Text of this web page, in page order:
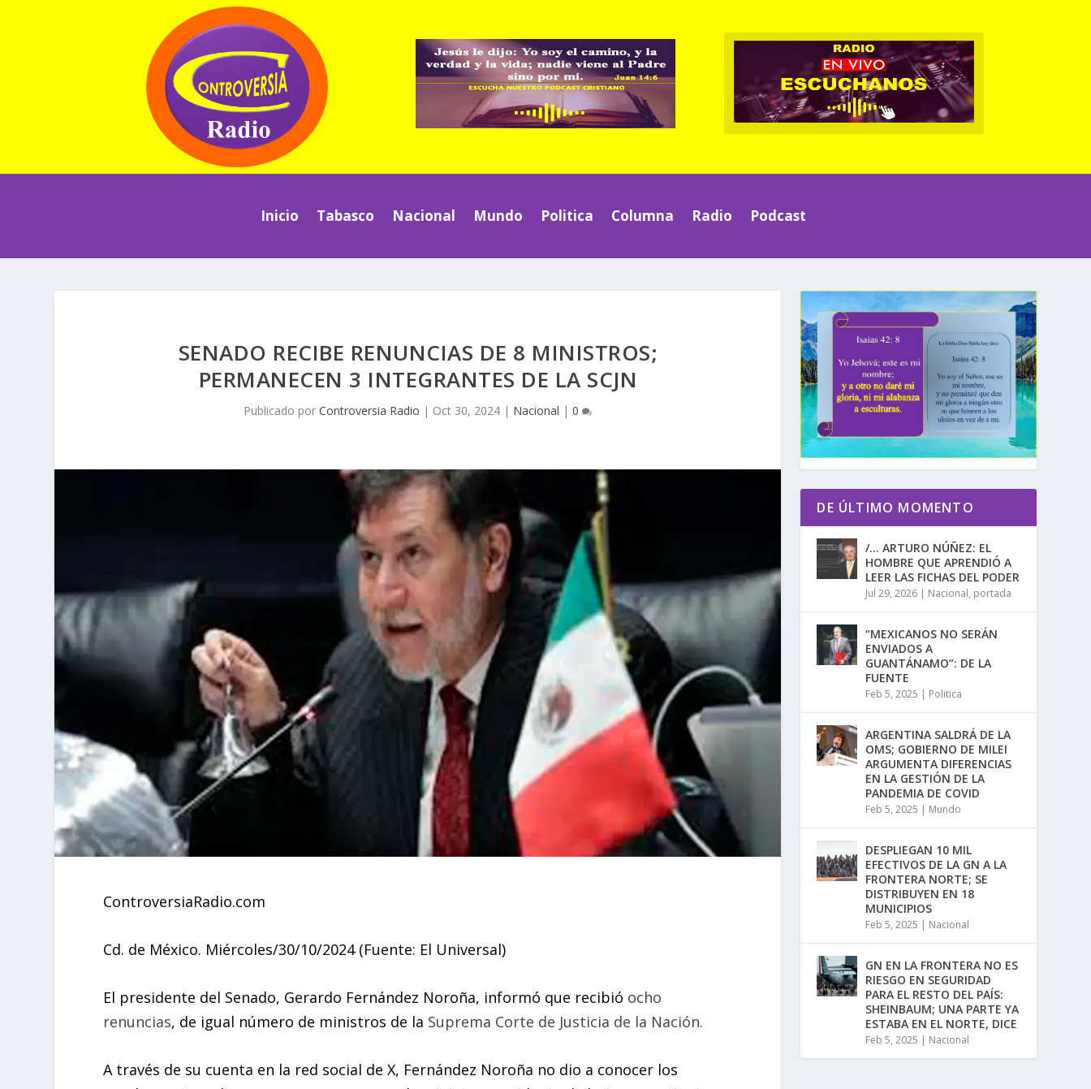
Inicio Tabasco Nacional Mundo Politica Columna Radio Podcast
SENADO RECIBE RENUNCIAS DE 8 MINISTROS;
PERMANECEN 3 INTEGRANTES DE LA SCJN
Publicado porControversia Radio | Oct 30, 2024 | Nacional |0
ControversiaRadio.com
Cd. de México. Miércoles/30/10/2024 (Fuente: El Universal)
El presidente del Senado, Gerardo Fernández Noroña, informó que recibió ocho
renuncias, de igual número de ministros de la Suprema Corte de Justicia de la Nación.
A través de su cuenta en la red social de X, Fernández Noroña no dio a conocer los
DE ÚLTIMO MOMENTO
/… ARTURO NÚÑEZ: EL
HOMBRE QUE APRENDIÓ A
LEER LAS FICHAS DEL PODER
Jul 29, 2026 | Nacional, portada
“MEXICANOS NO SERÁN
ENVIADOS A
GUANTÁNAMO”: DE LA
FUENTE
Feb 5, 2025 | Politica
ARGENTINA SALDRÁ DE LA
OMS; GOBIERNO DE MILEI
ARGUMENTA DIFERENCIAS
EN LA GESTIÓN DE LA
PANDEMIA DE COVID
Feb 5, 2025 | Mundo
DESPLIEGAN 10 MIL
EFECTIVOS DE LA GN A LA
FRONTERA NORTE; SE
DISTRIBUYEN EN 18
MUNICIPIOS
Feb 5, 2025 | Nacional
GN EN LA FRONTERA NO ES
RIESGO EN SEGURIDAD
PARA EL RESTO DEL PAÍS:
SHEINBAUM; UNA PARTE YA
ESTABA EN EL NORTE, DICE
Feb 5, 2025 | Nacional